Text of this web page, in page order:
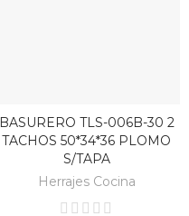
BAJO PEDIDO
BASURERO TLS-006B-30 2
TACHOS 50*34*36 PLOMO
S/TAPA
Herrajes Cocina